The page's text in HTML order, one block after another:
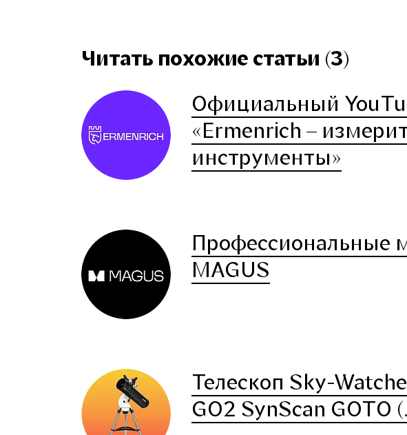
Читать похожие статьи (3)
Официальный
«Ermenrich –
инструменты»
Профессиональные
MAGUS
Телескоп Sky-
GO2 SynScan GOTO